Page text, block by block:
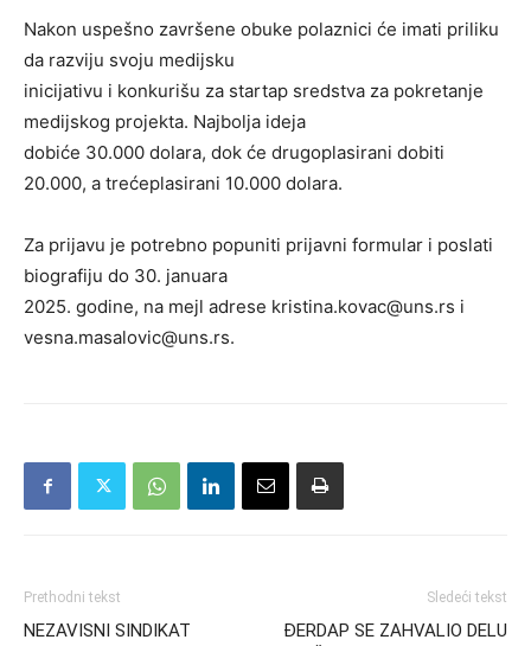
Nakon uspešno završene obuke polaznici će imati priliku
da razviju svoju medijsku
inicijativu i konkurišu za startap sredstva za pokretanje
medijskog projekta. Najbolja ideja
dobiće 30.000 dolara, dok će drugoplasirani dobiti
20.000, a trećeplasirani 10.000 dolara.
Za prijavu je potrebno popuniti prijavni formular i poslati
biografiju do 30. januara
2025. godine, na mejl adrese kristina.kovac@uns.rs i
vesna.masalovic@uns.rs.
Prethodni tekst
NEZAVISNI SINDIKAT
Sledeći tekst
ĐERDAP SE ZAHVALIO DELU